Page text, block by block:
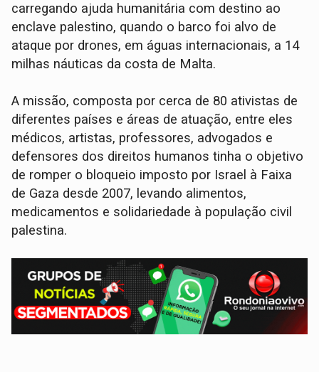
carregando ajuda humanitária com destino ao
enclave palestino, quando o barco foi alvo de
ataque por drones, em águas internacionais, a 14
milhas náuticas da costa de Malta.
A missão, composta por cerca de 80 ativistas de
diferentes países e áreas de atuação, entre eles
médicos, artistas, professores, advogados e
defensores dos direitos humanos tinha o objetivo
de romper o bloqueio imposto por Israel à Faixa
de Gaza desde 2007, levando alimentos,
medicamentos e solidariedade à população civil
palestina.